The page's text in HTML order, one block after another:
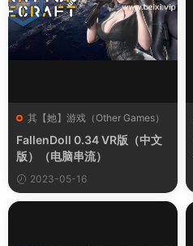
其【她】游戏（Other Games）
FallenDoll 0.34 VR版（中文
版）（电脑串流）
2023-05-16